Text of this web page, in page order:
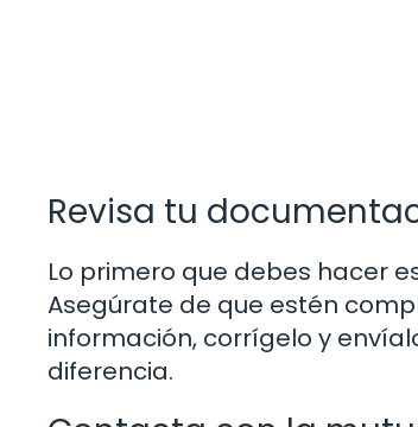
Revisa tu
Lo primero que debes hacer
Asegúrate de que estén
información, corrígelo y
diferencia.